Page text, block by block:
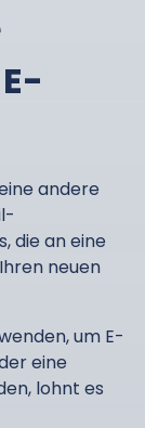
andere
die an eine
neuen
um E-
eine
lohnt es